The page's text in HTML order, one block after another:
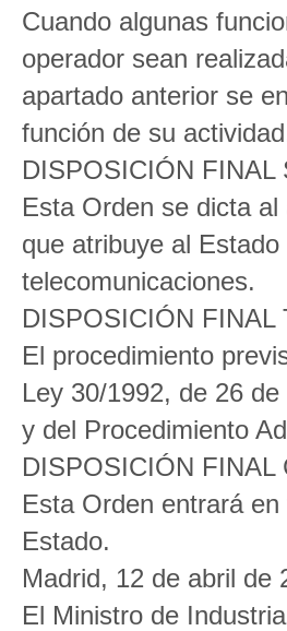
Cuando algunas
operador sean
apartado anterior se
función de su
DISPOSICIÓN
Esta Orden se dicta
que atribuye al
telecomunicaciones.
DISPOSICIÓN FINAL
El procedimiento
Ley 30/1992, de 26
y del Procedimiento
DISPOSICIÓN FINAL
Esta Orden entrará
Estado.
Madrid, 12 de abril de
El Ministro de